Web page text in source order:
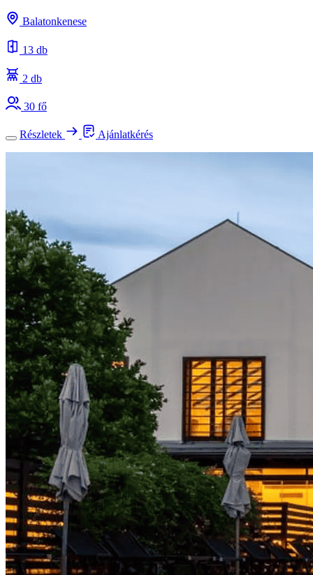
Balatonkenese
13 db
2 db
30 fő
Részletek Ajánlatkérés